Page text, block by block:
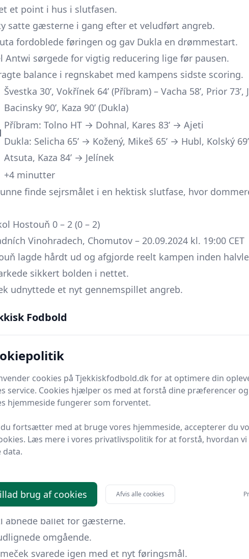
et point i hus i slutfasen.
satte gæsterne i gang efter et veludført angreb.
fordoblede føringen og gav Dukla en drømmestart.
Antwi sørgede for vigtig reducering lige før pausen.
balance i regnskabet med kampens sidste scoring.
Švestka 30’, Vokřínek 64’ (Příbram) – Vacha 58’, Prior 73’,
Bacinsky 90’, Kaza 90’ (Dukla)
Příbram: Tolno HT → Dohnal, Kares 83’ → Ajeti
Dukla: Selicha 65’ → Kožený, Mikeš 65’ → Hubl, Kolský
Atsuta, Kaza 84’ → Jelínek
+4 minutter
finde sejrsmålet i en hektisk slutfase, hvor
Hostouň 0 – 2 (0 – 2)
Vinohradech, Chomutov – 20.09.2024 kl. 19:00 CET
lagde hårdt ud og afgjorde reelt kampen inden
sikkert bolden i nettet.
udnyttede et nyt gennemspillet angreb.
Chomutov: Kubík 62’, Dolechek 63’, Hamouz 90’ –
62’
Chomutov: Husić HT → Kibal, Holák HT → Škoda, Poku
→ Hříbal
Hostouň: Jonáš 65’ → Huček, Januška 72’ → Uhlíř,
77’ → Dominguez
+10 minutter
stand efter pausen, hvor hjemmeholdet trods flere
gæsternes føring.
České Budějovice II 2 – 4 (1 – 2)
Praha – 21.09.2024 kl. 10:15 CET
bane endte det i et målrigt opgør, hvor Dynamos
åbnede ballet for gæsterne.
omgående.
svarede igen med et nyt føringsmål.
Fodbold
cookies på Tjekkiskfodbold.dk for at optimere din
service. Cookies hjælper os med at forstå dine præferencer
hjemmeside fungerer som forventet.
fortsætter med at bruge vores hjemmeside, accepterer du
Læs mere i vores privatlivspolitik for at forstå, hvordan
data.
brug af cookies Afvis alle cookies